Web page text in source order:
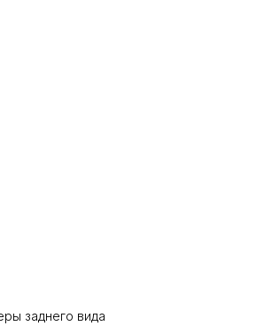
заднего вида